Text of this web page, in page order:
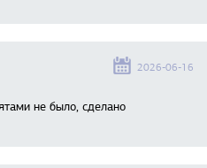
2026-06-16
не было, сделано